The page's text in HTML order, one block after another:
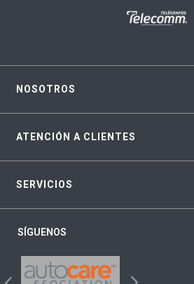
NOSOTROS
ATENCIÓN A CLIENTES
SERVICIOS
SÍGUENOS